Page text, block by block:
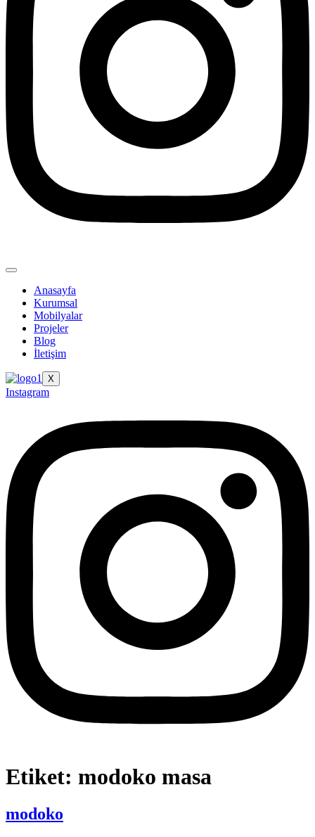
Anasayfa
Kurumsal
Mobilyalar
Projeler
Blog
İletişim
X
Instagram
Etiket: modoko masa
modoko